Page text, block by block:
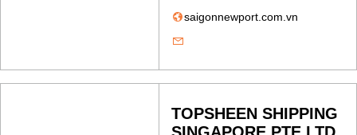
saigonnewport.com.vn
TOPSHEEN SHIPPING